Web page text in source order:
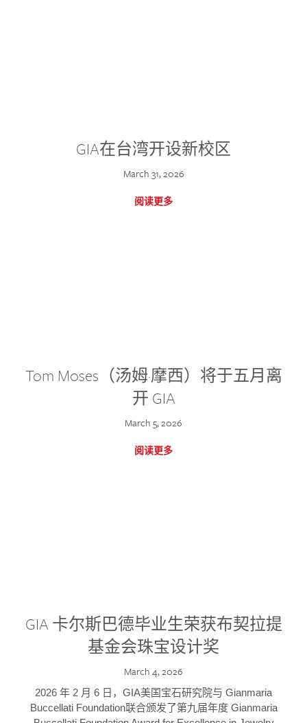
GIA在台湾开设新校区
March 31, 2026
阅读更多
Tom Moses（汤姆·摩西）将于五月离
开 GIA
March 5, 2026
阅读更多
GIA 卡尔斯巴德毕业生荣获布契拉提
基金会珠宝设计奖
March 4, 2026
2026 年 2 月 6 日，GIA美国宝石研究院与 Gianmaria
Buccellati Foundation联合颁发了第九届年度 Gianmaria